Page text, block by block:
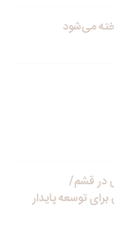
می‌شود
در قشم/
توسعه پایدار